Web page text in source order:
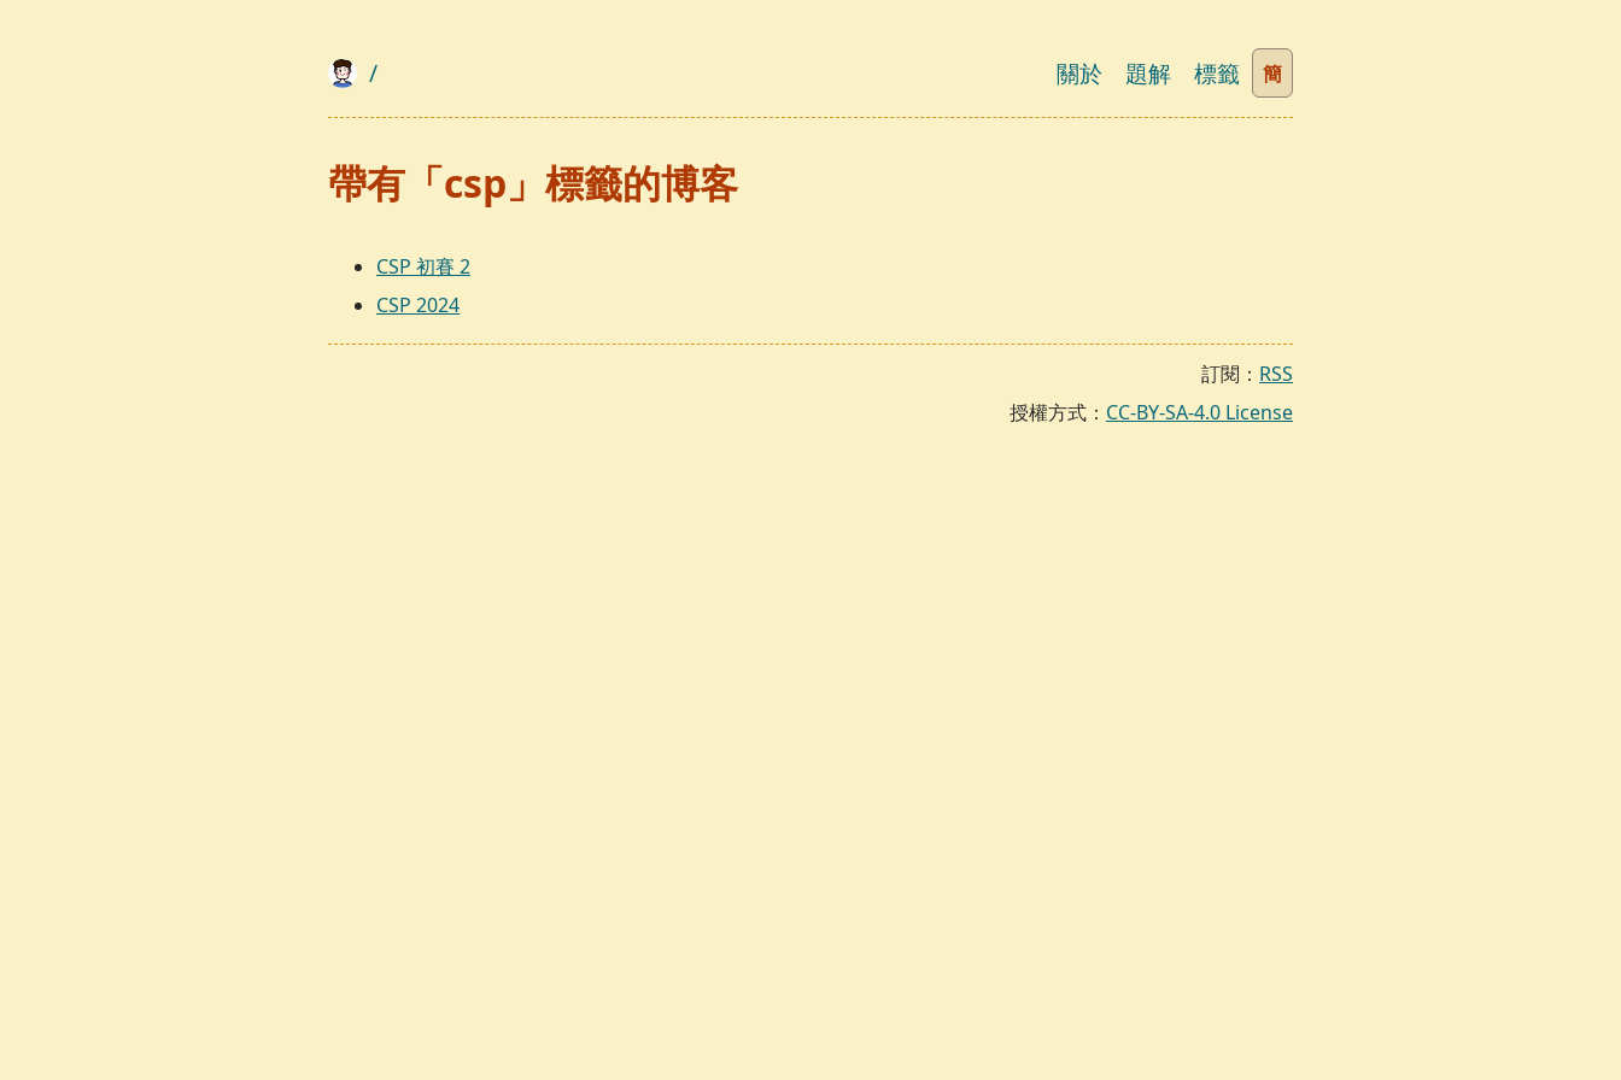
/ 關於 題解 標籤 簡
帶有「csp」標籤的博客
CSP 初賽 2
CSP 2024
訂閱： RSS
授權方式： CC-BY-SA-4.0 License